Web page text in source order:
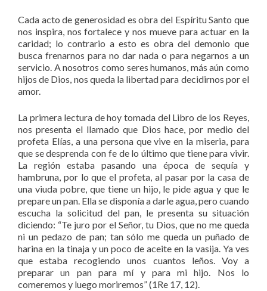
Cada acto de generosidad es obra del Espíritu Santo que
nos inspira, nos fortalece y nos mueve para actuar en la
caridad; lo contrario a esto es obra del demonio que
busca frenarnos para no dar nada o para negarnos a un
servicio. A nosotros como seres humanos, más aún como
hijos de Dios, nos queda la libertad para decidirnos por el
amor.
La primera lectura de hoy tomada del Libro de los Reyes,
nos presenta el llamado que Dios hace, por medio del
profeta Elías, a una persona que vive en la miseria, para
que se desprenda con fe de lo último que tiene para vivir.
La región estaba pasando una época de sequía y
hambruna, por lo que el profeta, al pasar por la casa de
una viuda pobre, que tiene un hijo, le pide agua y que le
prepare un pan. Ella se disponía a darle agua, pero cuando
escucha la solicitud del pan, le presenta su situación
diciendo: “Te juro por el Señor, tu Dios, que no me queda
ni un pedazo de pan; tan sólo me queda un puñado de
harina en la tinaja y un poco de aceite en la vasija. Ya ves
que estaba recogiendo unos cuantos leños. Voy a
preparar un pan para mí y para mi hijo. Nos lo
comeremos y luego moriremos” (1Re 17, 12).